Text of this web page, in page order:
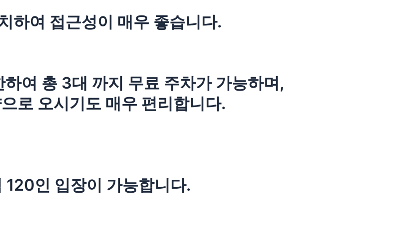
하여 접근성이 매우 좋습니다.
여 총 3대 까지 무료 주차가 가능하며,
로 오시기도 매우 편리합니다.
인 입장이 가능합니다.